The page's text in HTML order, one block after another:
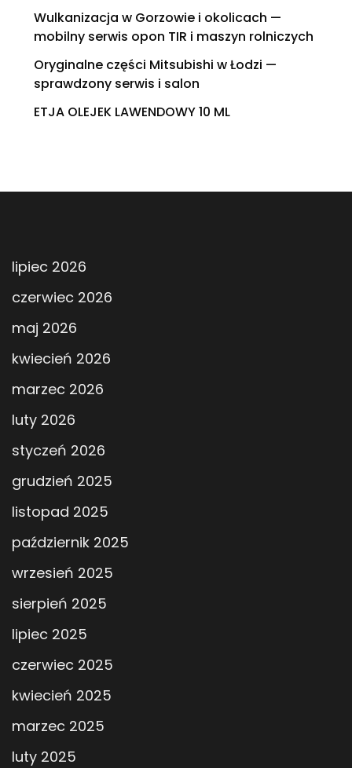
Wulkanizacja w Gorzowie i okolicach —
mobilny serwis opon TIR i maszyn rolniczych
Oryginalne części Mitsubishi w Łodzi —
sprawdzony serwis i salon
ETJA OLEJEK LAWENDOWY 10 ML
lipiec 2026
czerwiec 2026
maj 2026
kwiecień 2026
marzec 2026
luty 2026
styczeń 2026
grudzień 2025
listopad 2025
październik 2025
wrzesień 2025
sierpień 2025
lipiec 2025
czerwiec 2025
kwiecień 2025
marzec 2025
luty 2025